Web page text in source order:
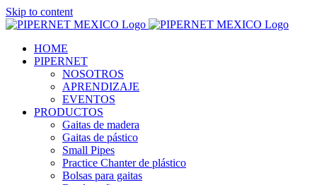
Skip to content
HOME
PIPERNET
NOSOTROS
APRENDIZAJE
EVENTOS
PRODUCTOS
Gaitas de madera
Gaitas de pástico
Small Pipes
Practice Chanter de plástico
Bolsas para gaitas